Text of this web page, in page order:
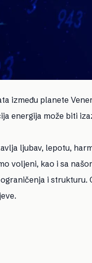
između planete
energija može biti
ljubav, lepotu,
voljeni, kao i sa
i strukturu.